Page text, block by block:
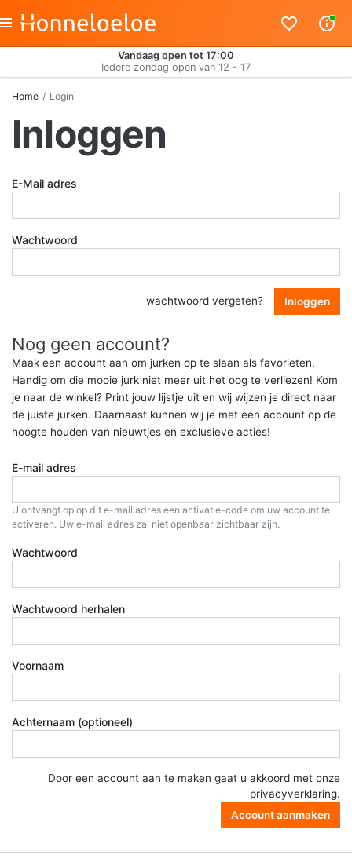
Vandaag open tot 17:00
Iedere zondag open van 12 - 17
Home Login
Inloggen
E-Mail adres
Wachtwoord
wachtwoord vergeten? Inloggen
Nog geen account?
Maak een account aan om jurken op te slaan als favorieten.
Handig om die mooie jurk niet meer uit het oog te verliezen! Kom
je naar de winkel? Print jouw lijstje uit en wij wijzen je direct naar
de juiste jurken. Daarnaast kunnen wij je met een account op de
hoogte houden van nieuwtjes en exclusieve acties!
E-mail adres
U ontvangt op op dit e-mail adres een activatie-code om uw account te
activeren. Uw e-mail adres zal niet openbaar zichtbaar zijn.
Wachtwoord
Wachtwoord herhalen
Voornaam
Achternaam (optioneel)
Door een account aan te maken gaat u akkoord met onze
privacyverklaring.
Account aanmaken